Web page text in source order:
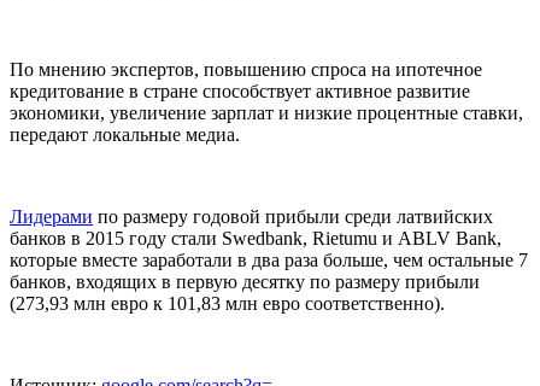
По мнению экспертов, повышению спроса на ипотечное
кредитование в стране способствует активное развитие
экономики, увеличение зарплат и низкие процентные ставки,
передают локальные медиа.
Лидерами по размеру годовой прибыли среди латвийских
банков в 2015 году стали Swedbank, Rietumu и ABLV Bank,
которые вместе заработали в два раза больше, чем остальные 7
банков, входящих в первую десятку по размеру прибыли
(273,93 млн евро к 101,83 млн евро соответственно).